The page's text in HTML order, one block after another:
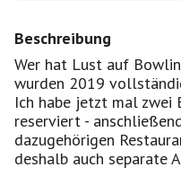
Beschreibung
Wer hat Lust auf
wurden 2019
Ich habe jetzt mal zwei
reserviert -
dazugehörigen
deshalb auch separate